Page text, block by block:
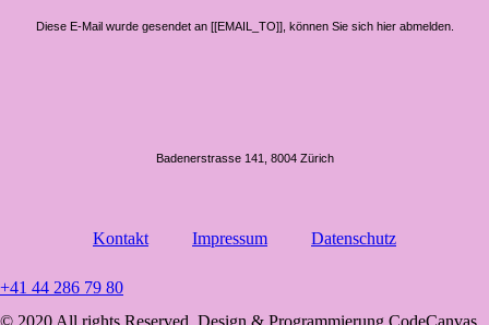
Diese E-Mail wurde gesendet an [[EMAIL_TO]], können Sie sich hier abmelden.
Badenerstrasse 141, 8004 Zürich
Kontakt Impressum Datenschutz
+41 44 286 79 80
© 2020 All rights Reserved. Design & Programmierung CodeCanvas